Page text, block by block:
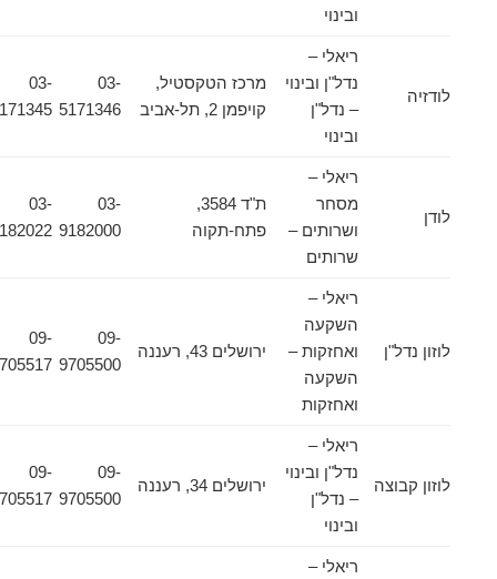
ובינוי
לודזיה
ריאלי –
נדל"ן ובינוי
– נדל"ן
ובינוי
מרכז הטקסטיל,
קויפמן 2, תל-אביב
5171346
5171345
ריאלי –
מסחר
ושרותים –
שרותים
ת"ד 3584,
פתח-תקוה
9182000
9182022
לוזון נדל"ן
ריאלי –
השקעה
ואחזקות –
השקעה
ואחזקות
ירושלים 43, רעננה
9705500
9705517
לוזון קבוצה
ריאלי –
נדל"ן ובינוי
– נדל"ן
ובינוי
ירושלים 34, רעננה
9705500
9705517
ריאלי –